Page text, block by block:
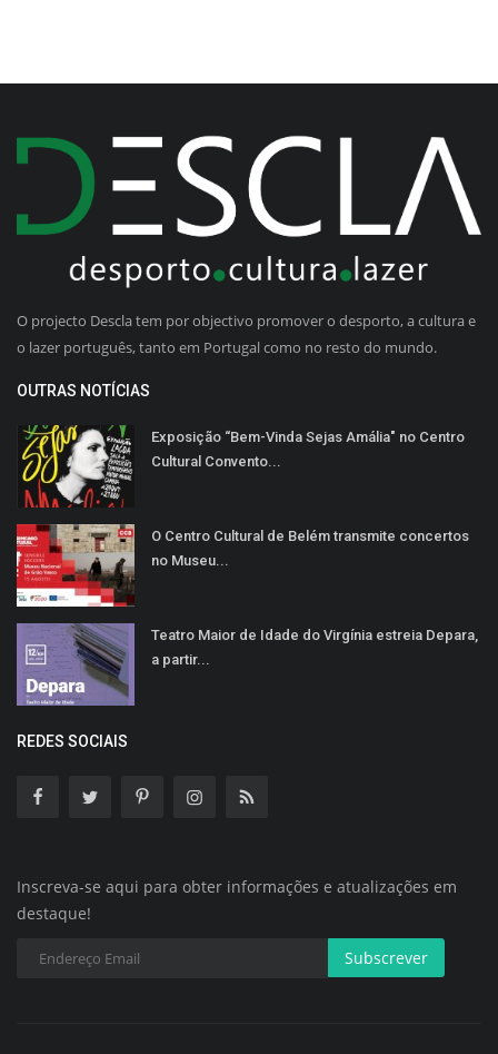
O projecto Descla tem por objectivo promover o desporto, a cultura e
o lazer português, tanto em Portugal como no resto do mundo.
OUTRAS NOTÍCIAS
Exposição “Bem-Vinda Sejas Amália" no Centro
Cultural Convento...
O Centro Cultural de Belém transmite concertos
no Museu...
Teatro Maior de Idade do Virgínia estreia Depara,
a partir...
REDES SOCIAIS
Inscreva-se aqui para obter informações e atualizações em
destaque!
Subscrever